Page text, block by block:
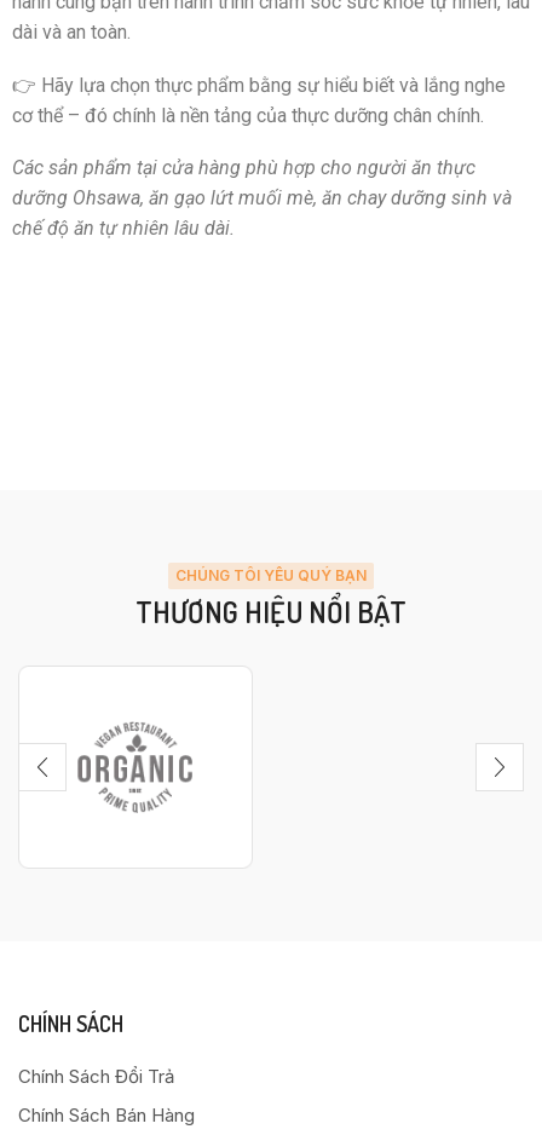
dài và an toàn.
👉 Hãy lựa chọn thực phẩm bằng sự hiểu biết và lắng nghe
cơ thể – đó chính là nền tảng của thực dưỡng chân chính.
Các sản phẩm tại cửa hàng phù hợp cho người ăn thực
dưỡng Ohsawa, ăn gạo lứt muối mè, ăn chay dưỡng sinh và
chế độ ăn tự nhiên lâu dài.
CHÚNG TÔI YÊU QUÝ BẠN
THƯƠNG HIỆU NỔI BẬT
CHÍNH SÁCH
Chính Sách Đổi Trả
Chính Sách Bán Hàng